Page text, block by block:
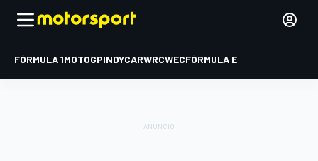
FÓRMULA 1MOTOGPINDYCARWRCWECFÓRMULA E